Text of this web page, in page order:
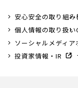
安心安全の取り組み
個人情報の取り扱い
ソーシャルメディア
投資家情報・IR